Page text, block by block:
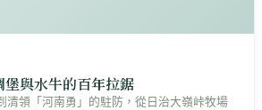
與水牛的百年拉鋸
清領「河南勇」的駐防，從日治大嶺峠牧場